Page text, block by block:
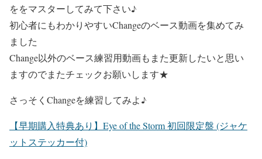
ををマスターしてみて下さい♪
初心者にもわかりやすいChangeのベース動画を集めてみ
ました
Change以外のベース練習用動画もまた更新したいと思い
ますのでまたチェックお願いします★
さっそくChangeを練習してみよ♪
【早期購入特典あり】Eye of the Storm 初回限定盤 (ジャケ
ットステッカー付)